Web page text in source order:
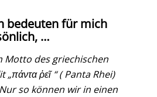
bedeuten für mich
…
Motto des griechischen
ῥεῖ “ ( Panta Rhei)
so können wir in einen